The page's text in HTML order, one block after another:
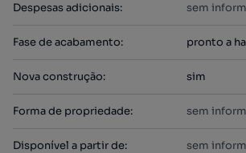
Despesas adicionais: sem
Fase de acabamento: pronto a
Nova construção: sim
Forma de propriedade: sem
Disponível a partir de: sem